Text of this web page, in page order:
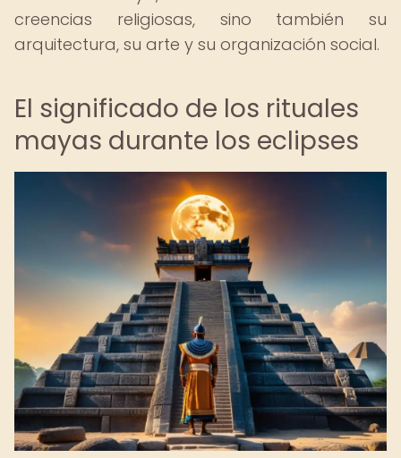
creencias religiosas, sino también su
arquitectura, su arte y su organización social.
El significado de los rituales
mayas durante los eclipses